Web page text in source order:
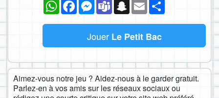
Jouer Le Petit Bac
Aimez-vous notre jeu ? Aidez-nous à le garder gratuit.
Parlez-en à vos amis sur les réseaux sociaux ou